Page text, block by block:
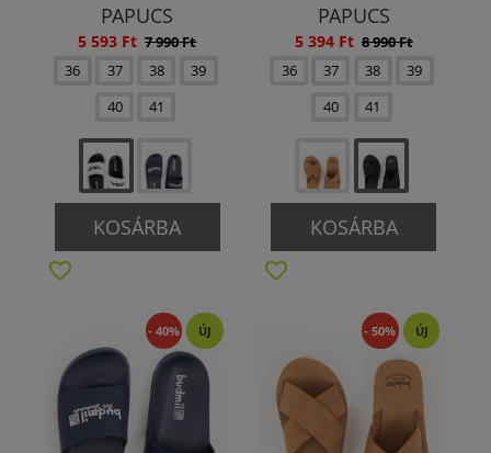
PAPUCS
5 593 Ft 7 990 Ft
36
37 38
39
40
41
KOSÁRBA
PAPUCS
5 394 Ft 8 990 Ft
36
37 38
39
40
41
KOSÁRBA
- 40% ÚJ - 50% ÚJ